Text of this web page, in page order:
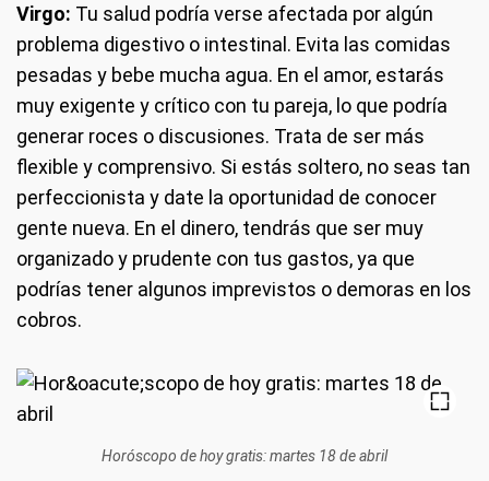
Virgo: Tu salud podría verse afectada por algún
problema digestivo o intestinal. Evita las comidas
pesadas y bebe mucha agua. En el amor, estarás
muy exigente y crítico con tu pareja, lo que podría
generar roces o discusiones. Trata de ser más
flexible y comprensivo. Si estás soltero, no seas tan
perfeccionista y date la oportunidad de conocer
gente nueva. En el dinero, tendrás que ser muy
organizado y prudente con tus gastos, ya que
podrías tener algunos imprevistos o demoras en los
cobros.
Horóscopo de hoy gratis: martes 18 de abril